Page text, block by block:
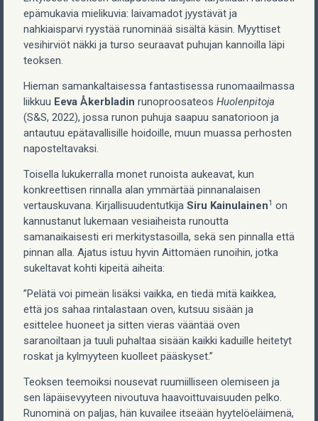
epämukavia mielikuvia: laivamadot jyystävät ja
nahkiaisparvi ryystää runominää sisältä käsin. Myyttiset
vesihirviöt näkki ja turso seuraavat puhujan kannoilla läpi
teoksen.
Hieman samankaltaisessa fantastisessa runomaailmassa
liikkuu Eeva Åkerbladin runoproosateos Huolenpitoja
(S&S, 2022), jossa runon puhuja saapuu sanatorioon ja
antautuu epätavallisille hoidoille, muun muassa perhosten
naposteltavaksi.
Toisella lukukerralla monet runoista aukeavat, kun
konkreettisen rinnalla alan ymmärtää pinnanalaisen
vertauskuvana. Kirjallisuudentutkija Siru Kainulainen1 on
kannustanut lukemaan vesiaiheista runoutta
samanaikaisesti eri merkitystasoilla, sekä sen pinnalla että
pinnan alla. Ajatus istuu hyvin Aittomäen runoihin, jotka
sukeltavat kohti kipeitä aiheita:
”Pelätä voi pimeän lisäksi vaikka, en tiedä mitä kaikkea,
että jos sahaa rintalastaan oven, kutsuu sisään ja
esittelee huoneet ja sitten vieras vääntää oven
saranoiltaan ja tuuli puhaltaa sisään kaikki kaduille heitetyt
roskat ja kylmyyteen kuolleet pääskyset.”
Teoksen teemoiksi nousevat ruumiilliseen olemiseen ja
sen läpäisevyyteen nivoutuva haavoittuvaisuuden pelko.
Runominä on paljas, hän kuvailee itseään hyytelöeläimenä,